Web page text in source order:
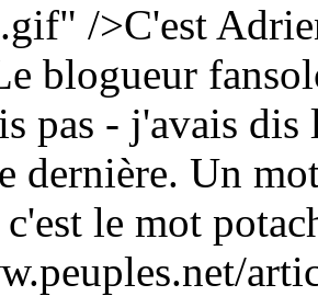
/>C'est
blogueur
pas - j'avais dis
dernière. Un
le mot